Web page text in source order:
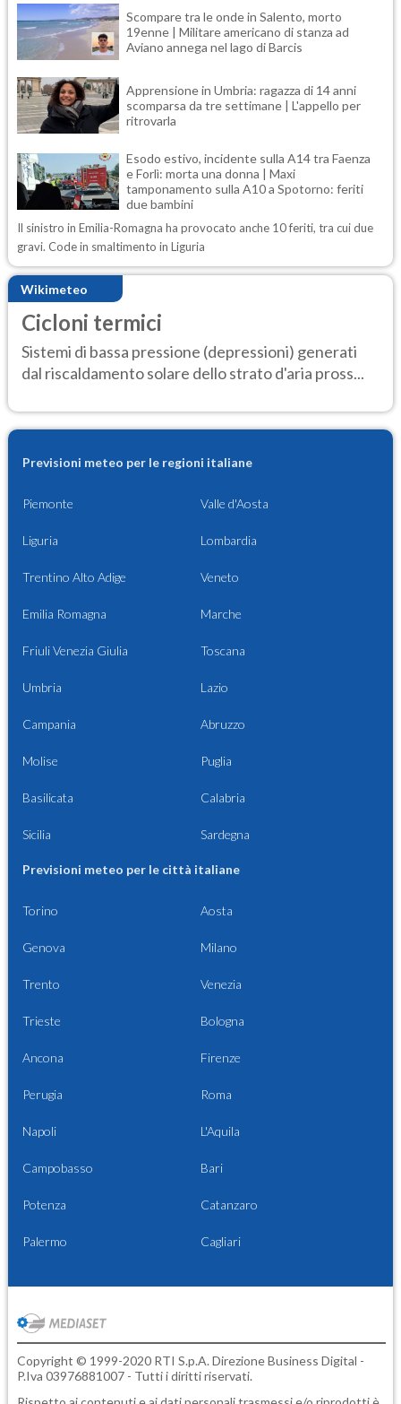
Scompare tra le onde in Salento, morto
19enne | Militare americano di stanza ad
Aviano annega nel lago di Barcis
Apprensione in Umbria: ragazza di 14 anni
scomparsa da tre settimane | L'appello per
ritrovarla
Esodo estivo, incidente sulla A14 tra Faenza
e Forlì: morta una donna | Maxi
tamponamento sulla A10 a Spotorno: feriti
due bambini
Il sinistro in Emilia-Romagna ha provocato anche 10 feriti, tra cui due
gravi. Code in smaltimento in Liguria
Wikimeteo
Cicloni termici
Sistemi di bassa pressione (depressioni) generati
dal riscaldamento solare dello strato d'aria pross...
Previsioni meteo per le regioni italiane
Piemonte Valle d'Aosta
Liguria Lombardia
Trentino Alto Adige Veneto
Emilia Romagna Marche
Friuli Venezia Giulia Toscana
Umbria Lazio
Campania Abruzzo
Molise Puglia
Basilicata Calabria
Sicilia Sardegna
Previsioni meteo per le città italiane
Torino Aosta
Genova Milano
Trento Venezia
Trieste Bologna
Ancona Firenze
Perugia Roma
Napoli L'Aquila
Campobasso Bari
Potenza Catanzaro
Palermo Cagliari
Copyright © 1999-2020 RTI S.p.A. Direzione Business Digital -
P.Iva 03976881007 - Tutti i diritti riservati.